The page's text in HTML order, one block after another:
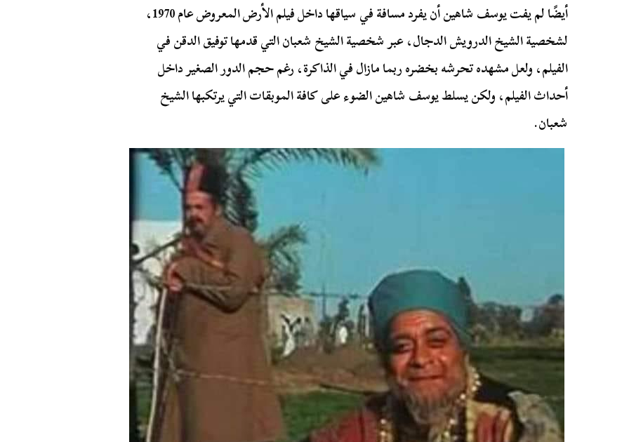
أيضًا لم يفت يوسف شاهين أن يفرد مسافة في سياقها داخل فيلم الأرض المعروض عام 1970،
لشخصية الشيخ الدرويش الدجال، عبر شخصية الشيخ شعبان التي قدمها توفيق الدقن في
الفيلم، ولعل مشهده تحرشه بخضره ربما مازال في الذاكرة، رغم حجم الدور الصغير داخل
أحداث الفيلم، ولكن يسلط يوسف شاهين الضوء على كافة الموبقات التي يرتكبها الشيخ
شعبان.